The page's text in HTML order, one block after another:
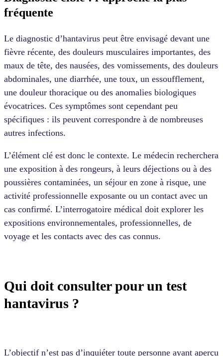
fréquente
Le diagnostic d’hantavirus peut être envisagé devant une
fièvre récente, des douleurs musculaires importantes, des
maux de tête, des nausées, des vomissements, des douleurs
abdominales, une diarrhée, une toux, un essoufflement,
une douleur thoracique ou des anomalies biologiques
évocatrices. Ces symptômes sont cependant peu
spécifiques : ils peuvent correspondre à de nombreuses
autres infections.
L’élément clé est donc le contexte. Le médecin recherchera
une exposition à des rongeurs, à leurs déjections ou à des
poussières contaminées, un séjour en zone à risque, une
activité professionnelle exposante ou un contact avec un
cas confirmé. L’interrogatoire médical doit explorer les
expositions environnementales, professionnelles, de
voyage et les contacts avec des cas connus.
Qui doit consulter pour un test
hantavirus ?
L’objectif n’est pas d’inquiéter toute personne ayant aperçu